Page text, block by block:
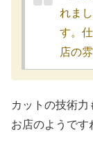
れま
す。
店の
カットの技術
お店のようです